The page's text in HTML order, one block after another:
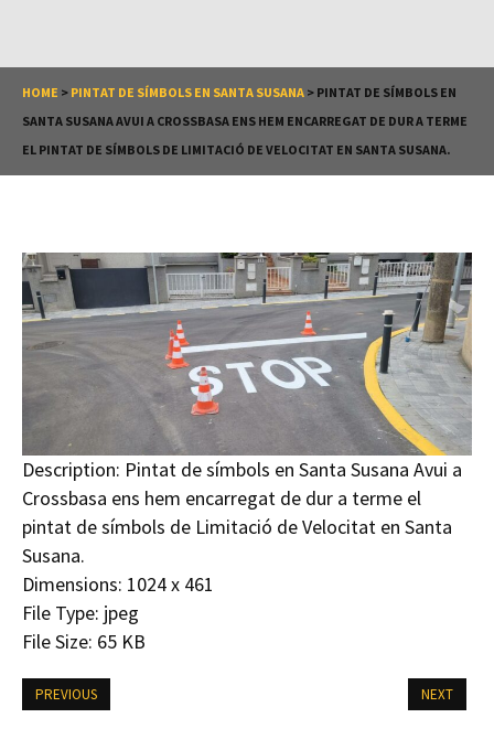
HOME > PINTAT DE SÍMBOLS EN SANTA SUSANA > PINTAT DE SÍMBOLS EN
SANTA SUSANA AVUI A CROSSBASA ENS HEM ENCARREGAT DE DUR A TERME
EL PINTAT DE SÍMBOLS DE LIMITACIÓ DE VELOCITAT EN SANTA SUSANA.
Description: Pintat de símbols en Santa Susana Avui a
Crossbasa ens hem encarregat de dur a terme el
pintat de símbols de Limitació de Velocitat en Santa
Susana.
Dimensions: 1024 x 461
File Type: jpeg
File Size: 65 KB
PREVIOUS NEXT